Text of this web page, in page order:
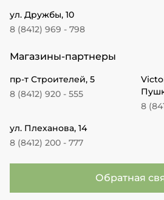
ул. Дружбы, 10
8 (8412) 969 - 798
Магазины-партнеры
пр-т Строителей, 5
8 (8412) 920 - 555
8
ул. Плеханова, 14
8 (8412) 200 - 777
Обратная